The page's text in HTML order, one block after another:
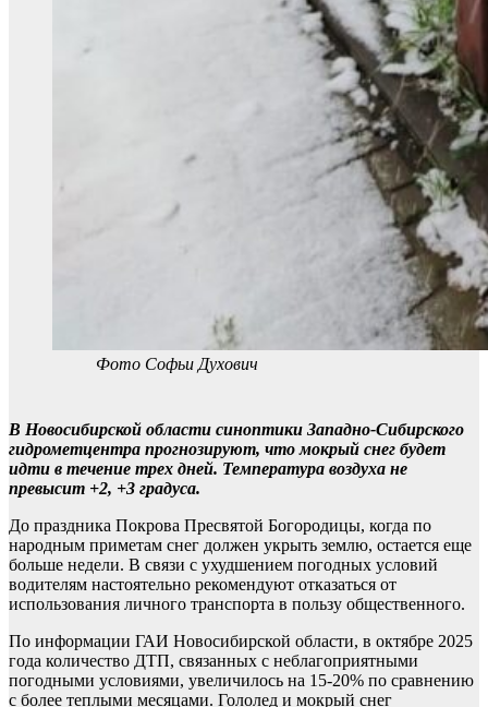
Фото Софьи Духович
В Новосибирской области синоптики Западно-Сибирского
гидрометцентра прогнозируют, что мокрый снег будет
идти в течение трех дней. Температура воздуха не
превысит +2, +3 градуса.
До праздника Покрова Пресвятой Богородицы, когда по
народным приметам снег должен укрыть землю, остается еще
больше недели. В связи с ухудшением погодных условий
водителям настоятельно рекомендуют отказаться от
использования личного транспорта в пользу общественного.
По информации ГАИ Новосибирской области, в октябре 2025
года количество ДТП, связанных с неблагоприятными
погодными условиями, увеличилось на 15-20% по сравнению
с более теплыми месяцами. Гололед и мокрый снег